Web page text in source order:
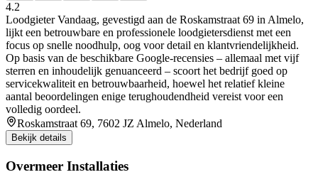
4.2
Loodgieter Vandaag, gevestigd aan de Roskamstraat 69 in Almelo,
lijkt een betrouwbare en professionele loodgietersdienst met een
focus op snelle noodhulp, oog voor detail en klantvriendelijkheid.
Op basis van de beschikbare Google-recensies – allemaal met vijf
sterren en inhoudelijk genuanceerd – scoort het bedrijf goed op
servicekwaliteit en betrouwbaarheid, hoewel het relatief kleine
aantal beoordelingen enige terughoudendheid vereist voor een
volledig oordeel.
Roskamstraat 69, 7602 JZ Almelo, Nederland
Bekijk details
Overmeer Installaties